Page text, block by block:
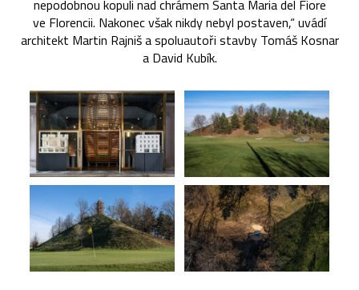
nepodobnou kopuli nad chrámem Santa Maria del Fiore
ve Florencii. Nakonec však nikdy nebyl postaven,“ uvádí
architekt Martin Rajniš a spoluautoři stavby Tomáš Kosnar
a David Kubík.